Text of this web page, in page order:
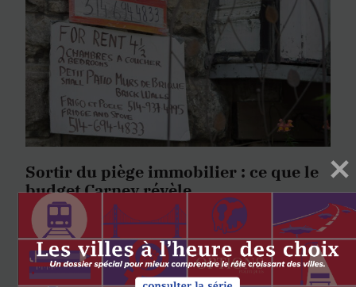
Sortir du piège immobilier : ce que le
budget Carney révèle
par Eric Champagne
Gabriel Imbeau
Mathieu Fleury
16 DÉCEMBRE 2025